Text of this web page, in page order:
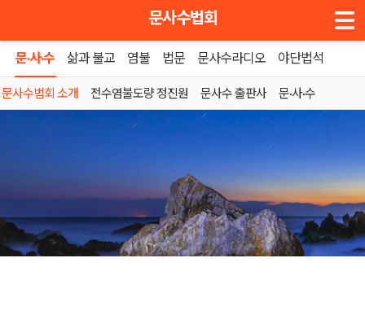
메뉴 건너뛰기
문사수법회
문·사·수 삶과 불교 염불 법문 문사수라디오 야단법석
문사수법회 소개 전수염불도량 정진원 문사수 출판사 문·사·수